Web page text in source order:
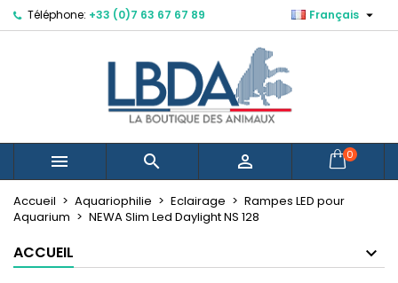
Téléphone: +33 (0)7 63 67 67 89 Français 
   0
Accueil Aquariophilie Eclairage
Rampes LED pour
Aquarium
NEWA Slim Led Daylight NS 128
ACCUEIL
Mes listes d'envies ×
Créer une nouvelle liste
Créer une liste d'envies ×
Nom de la liste d'envies
Annuler Créer une liste d'envies
Connexion ×
Vous devez être connecté pour ajouter des produits
à votre liste d'envies.
Annuler Connexion